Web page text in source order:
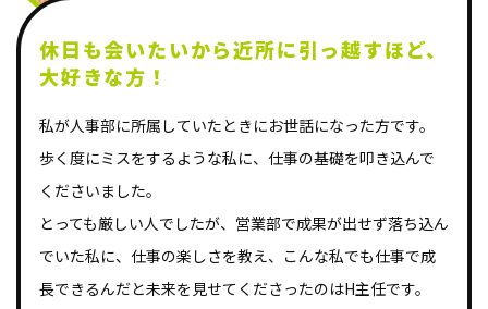
休日も会いたいから近所に引っ越すほど、
大好きな方！
私が人事部に所属していたときにお世話になった方です。
歩く度にミスをするような私に、仕事の基礎を叩き込んで
くださいました。
とっても厳しい人でしたが、営業部で成果が出せず落ち込ん
でいた私に、仕事の楽しさを教え、こんな私でも仕事で成
長できるんだと未来を見せてくださったのはH主任です。